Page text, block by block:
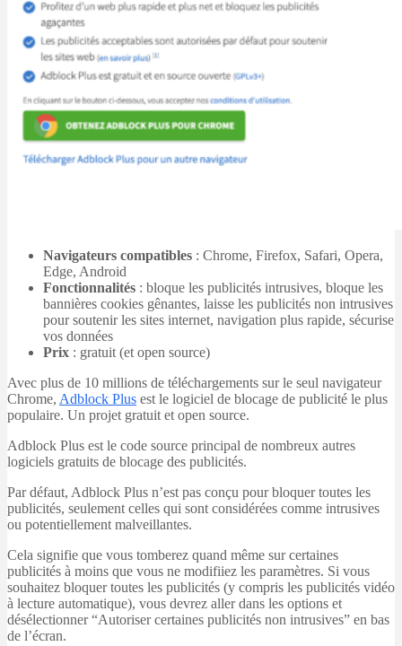
Navigateurs compatibles : Chrome, Firefox, Safari, Opera,
Edge, Android
Fonctionnalités : bloque les publicités intrusives, bloque les
bannières cookies gênantes, laisse les publicités non intrusives
pour soutenir les sites internet, navigation plus rapide, sécurise
vos données
Prix : gratuit (et open source)
Avec plus de 10 millions de téléchargements sur le seul navigateur
Chrome, Adblock Plus est le logiciel de blocage de publicité le plus
populaire. Un projet gratuit et open source.
Adblock Plus est le code source principal de nombreux autres
logiciels gratuits de blocage des publicités.
Par défaut, Adblock Plus n’est pas conçu pour bloquer toutes les
publicités, seulement celles qui sont considérées comme intrusives
ou potentiellement malveillantes.
Cela signifie que vous tomberez quand même sur certaines
publicités à moins que vous ne modifiiez les paramètres. Si vous
souhaitez bloquer toutes les publicités (y compris les publicités vidéo
à lecture automatique), vous devrez aller dans les options et
désélectionner “Autoriser certaines publicités non intrusives” en bas
de l’écran.